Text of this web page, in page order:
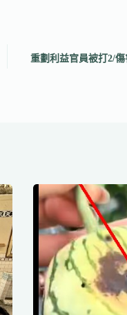
重劃利益官員被打2/